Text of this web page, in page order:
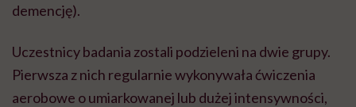
demencję).
Uczestnicy badania zostali podzieleni na dwie grupy.
Pierwsza z nich regularnie wykonywała ćwiczenia
aerobowe o umiarkowanej lub dużej intensywności,